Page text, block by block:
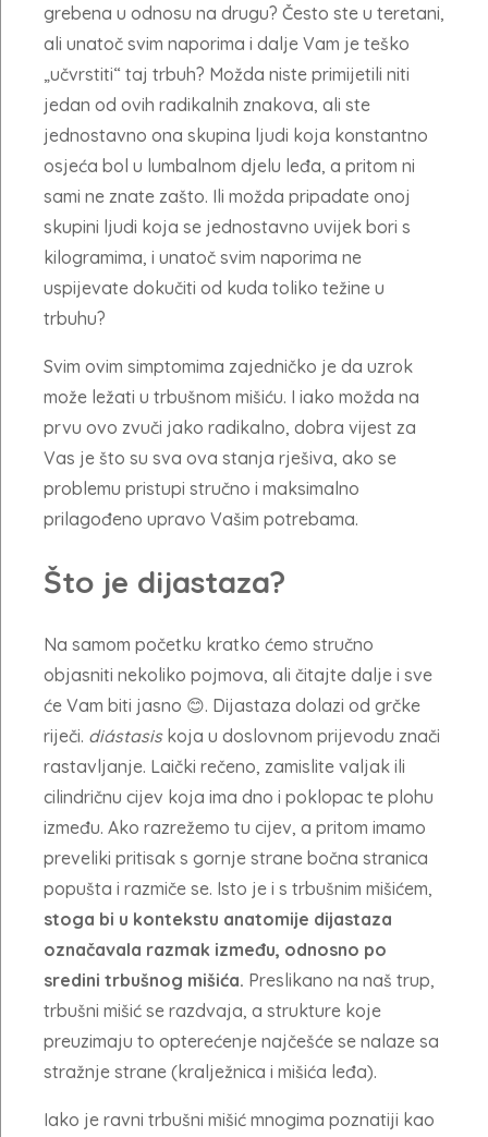
grebena u odnosu na drugu? Često ste u teretani,
ali unatoč svim naporima i dalje Vam je teško
„učvrstiti“ taj trbuh? Možda niste primijetili niti
jedan od ovih radikalnih znakova, ali ste
jednostavno ona skupina ljudi koja konstantno
osjeća bol u lumbalnom djelu leđa, a pritom ni
sami ne znate zašto. Ili možda pripadate onoj
skupini ljudi koja se jednostavno uvijek bori s
kilogramima, i unatoč svim naporima ne
uspijevate dokučiti od kuda toliko težine u
trbuhu?
Svim ovim simptomima zajedničko je da uzrok
može ležati u trbušnom mišiću. I iako možda na
prvu ovo zvuči jako radikalno, dobra vijest za
Vas je što su sva ova stanja rješiva, ako se
problemu pristupi stručno i maksimalno
prilagođeno upravo Vašim potrebama.
Što je dijastaza?
Na samom početku kratko ćemo stručno
objasniti nekoliko pojmova, ali čitajte dalje i sve
će Vam biti jasno 😊. Dijastaza dolazi od grčke
riječi. diástasiskoja u doslovnom prijevodu znači
rastavljanje. Laički rečeno, zamislite valjak ili
cilindričnu cijev koja ima dno i poklopac te plohu
između. Ako razrežemo tu cijev, a pritom imamo
preveliki pritisak s gornje strane bočna stranica
popušta i razmiče se. Isto je i s trbušnim mišićem,
stoga bi u kontekstu anatomije dijastaza
označavala razmak između, odnosno po
sredini trbušnog mišića. Preslikano na naš trup,
trbušni mišić se razdvaja, a strukture koje
preuzimaju to opterećenje najčešće se nalaze sa
stražnje strane (kralježnica i mišića leđa).
Iako je ravni trbušni mišić mnogima poznatiji kao